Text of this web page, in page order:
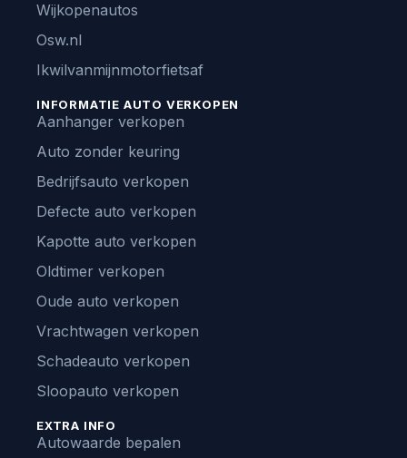
Wijkopenautos
Osw.nl
Ikwilvanmijnmotorfietsaf
INFORMATIE AUTO VERKOPEN
Aanhanger verkopen
Auto zonder keuring
Bedrijfsauto verkopen
Defecte auto verkopen
Kapotte auto verkopen
Oldtimer verkopen
Oude auto verkopen
Vrachtwagen verkopen
Schadeauto verkopen
Sloopauto verkopen
EXTRA INFO
Autowaarde bepalen